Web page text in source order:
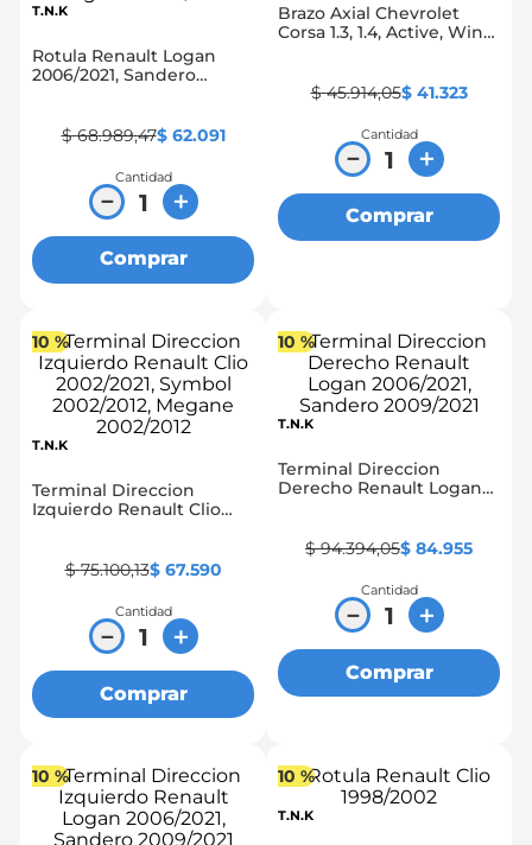
T.N.K
Rotula Renault Logan
2006/2021, Sandero
2006/2012
$ 68.989,47$ 62.091
Cantidad
＋
－
Comprar
Brazo Axial Chevrolet
Corsa 1.3, 1.4, Active, Wind
$ 45.914,05$ 41.323
Cantidad
＋
－
Comprar
10 %
T.N.K
Terminal Direccion
Izquierdo Renault Clio
2002/2012
$ 75.100,13$ 67.590
Cantidad
＋
－
Comprar
10 %
T.N.K
Terminal Direccion
Derecho Renault Logan
$ 94.394,05$ 84.955
Cantidad
＋
－
Comprar
10 % 10 %
T.N.K